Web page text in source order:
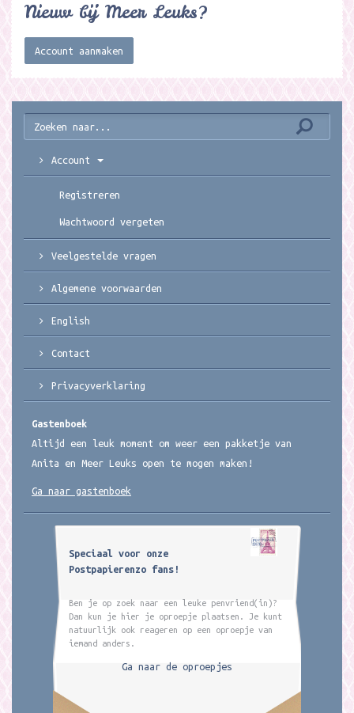
Nieuw bij Meer Leuks?
Account aanmaken
Account
Registreren
Wachtwoord vergeten
Veelgestelde vragen
Algemene voorwaarden
English
Contact
Privacyverklaring
Gastenboek
Altijd een leuk moment om weer een pakketje van
Anita en Meer Leuks open te mogen maken!
Ga naar gastenboek
Speciaal voor onze
Postpapierenzo fans!
Ben je op zoek naar een leuke penvriend(in)?
Dan kun je hier je oproepje plaatsen. Je kunt
natuurlijk ook reageren op een oproepje van
iemand anders.
Ga naar de oproepjes